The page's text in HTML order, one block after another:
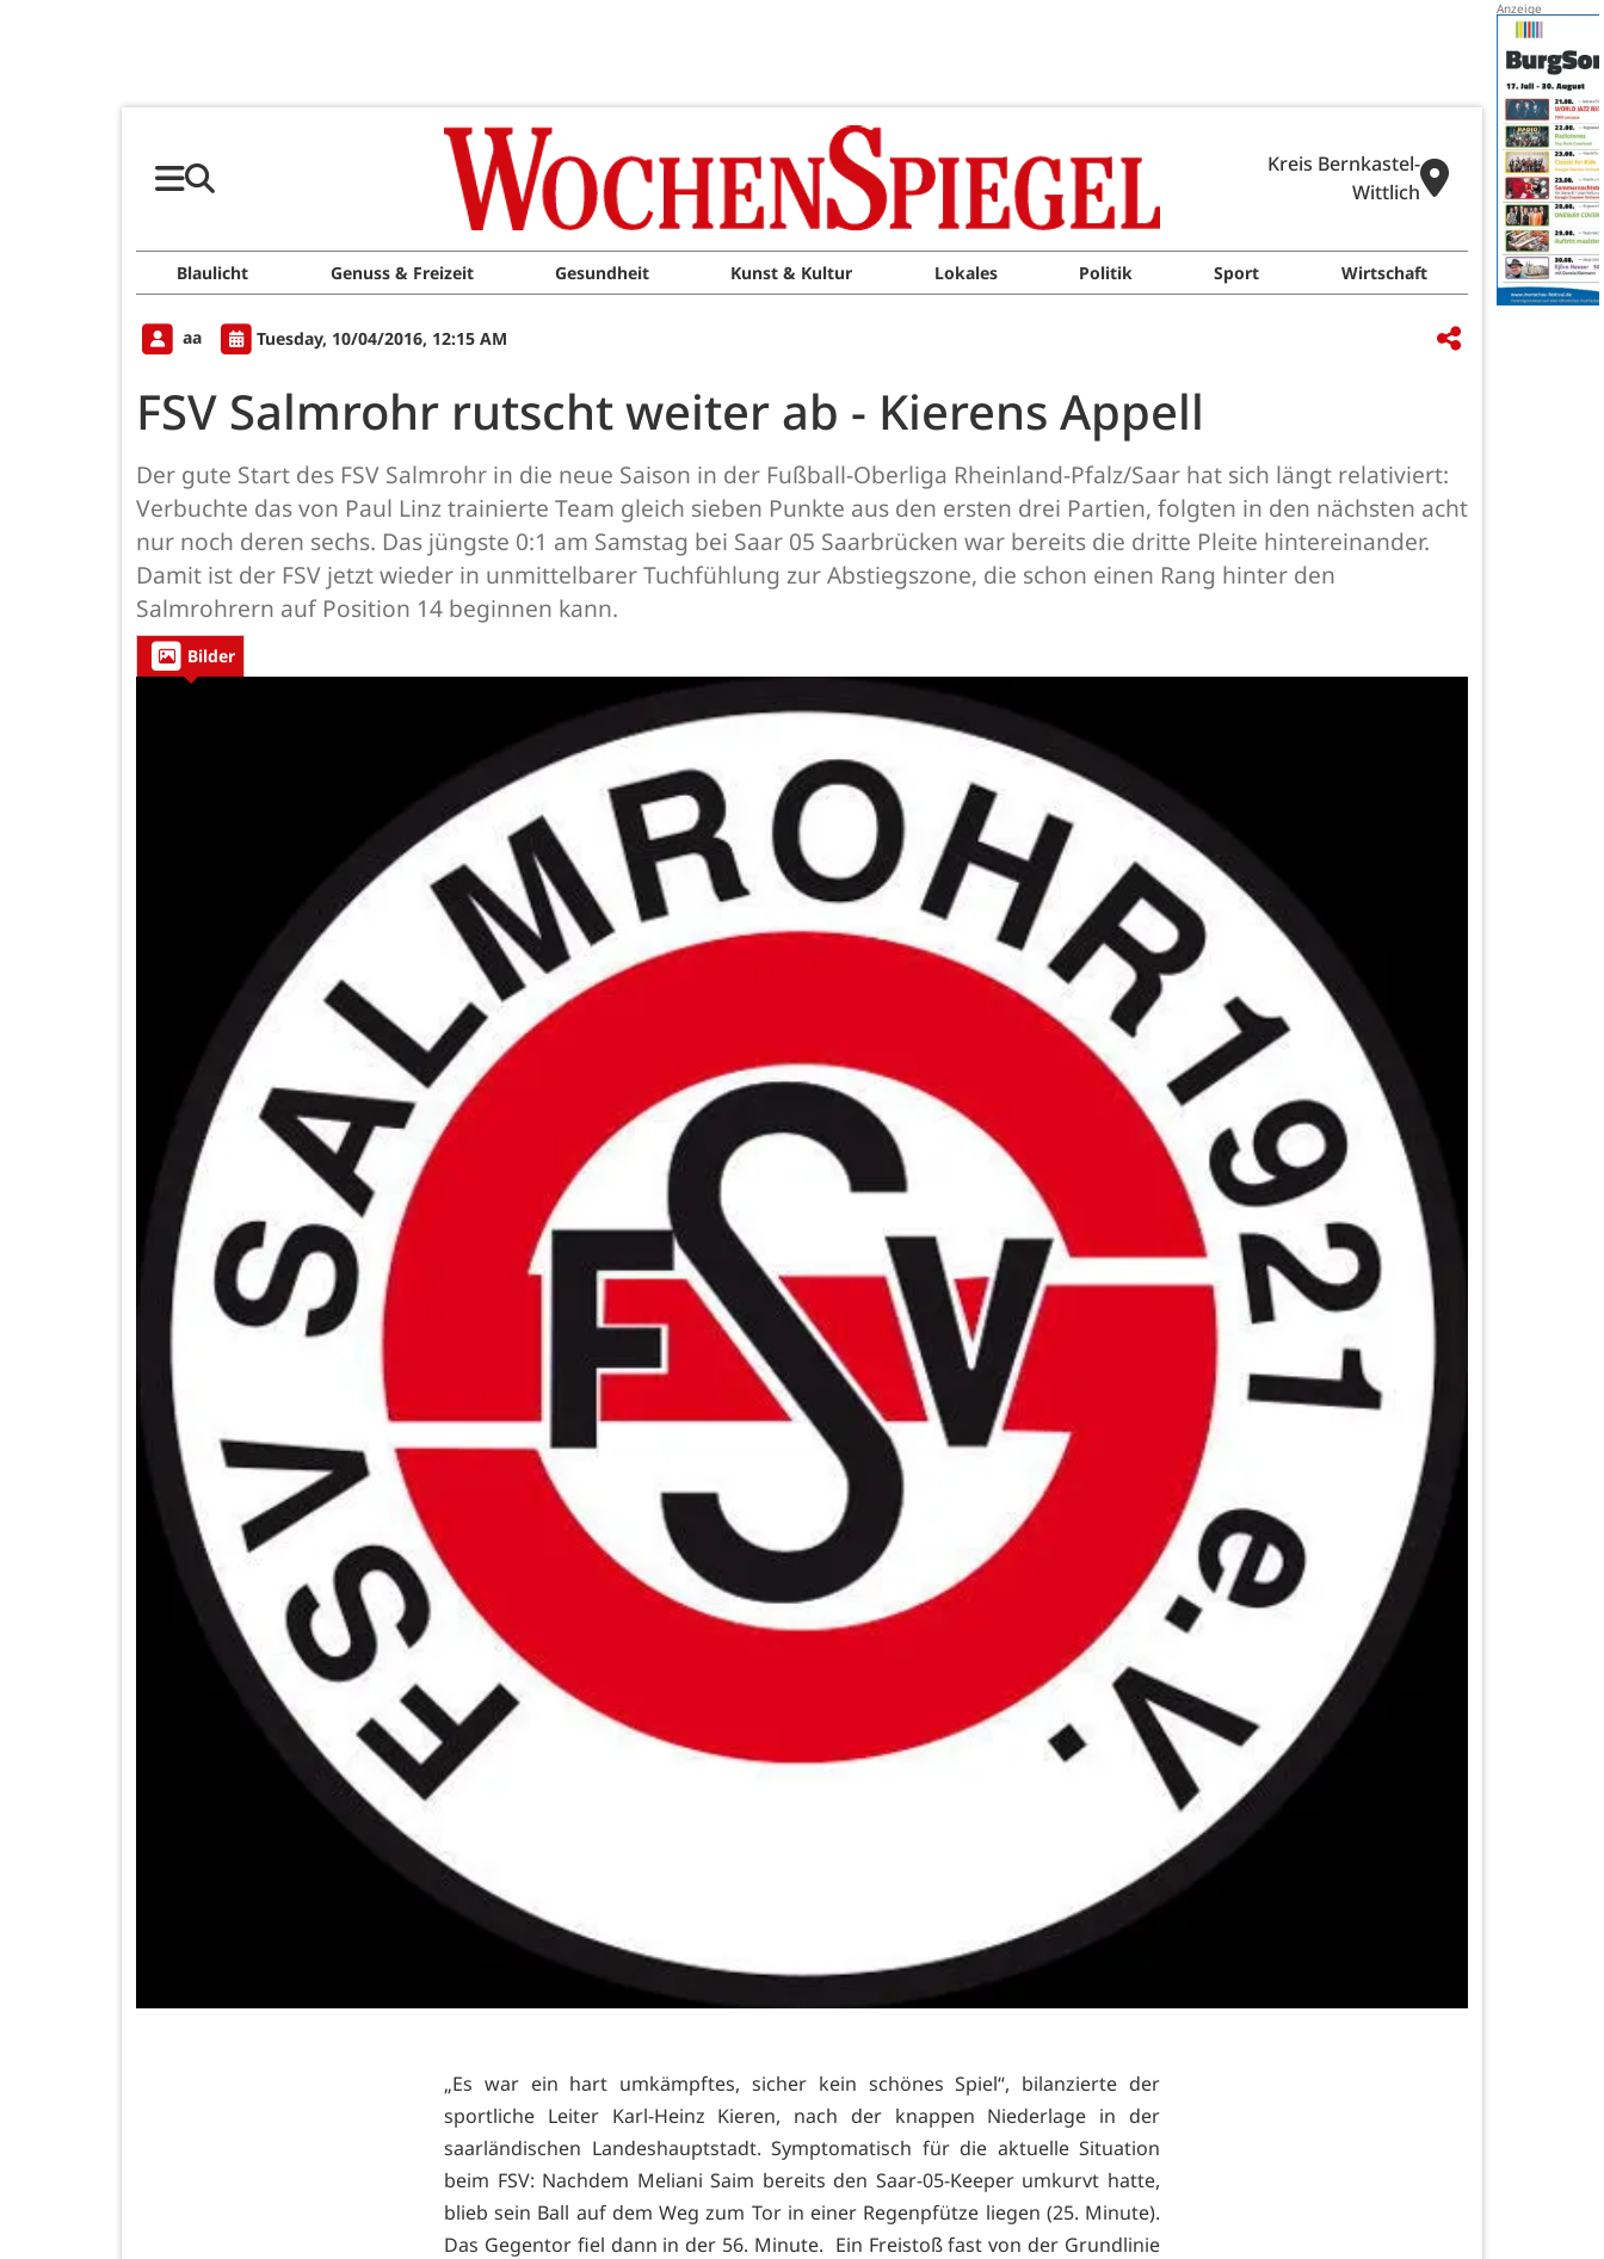
Kreis Bernkastel-
Wittlich
Blaulicht Genuss & Freizeit Gesundheit Kunst & Kultur Lokales Politik Sport Wirtschaft
aa Tuesday, 10/04/2016, 12:15 AM
FSV Salmrohr rutscht weiter ab - Kierens Appell
Der gute Start des FSV Salmrohr in die neue Saison in der Fußball-Oberliga Rheinland-Pfalz/Saar hat sich längt relativiert:
Verbuchte das von Paul Linz trainierte Team gleich sieben Punkte aus den ersten drei Partien, folgten in den nächsten acht
nur noch deren sechs. Das jüngste 0:1 am Samstag bei Saar 05 Saarbrücken war bereits die dritte Pleite hintereinander.
Damit ist der FSV jetzt wieder in unmittelbarer Tuchfühlung zur Abstiegszone, die schon einen Rang hinter den
Salmrohrern auf Position 14 beginnen kann.
Bilder
„Es war ein hart umkämpftes, sicher kein schönes Spiel“, bilanzierte der
sportliche Leiter Karl-Heinz Kieren, nach der knappen Niederlage in der
saarländischen Landeshauptstadt. Symptomatisch für die aktuelle Situation
beim FSV: Nachdem Meliani Saim bereits den Saar-05-Keeper umkurvt hatte,
blieb sein Ball auf dem Weg zum Tor in einer Regenpfütze liegen (25. Minute).
Das Gegentor fiel dann in der 56. Minute. Ein Freistoß fast von der Grundlinie